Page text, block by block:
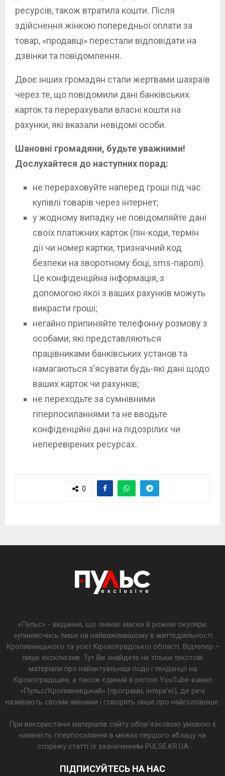
ресурсів, також втратила кошти. Після
здійснення жінкою попередньої оплати за
товар, «продавці» перестали відповідати на
дзвінки та повідомлення.
Двоє інших громадян стали жертвами шахраїв
через те, що повідомили дані банківських
карток та перерахували власні кошти на
рахунки, які вказали невідомі особи.
Шановні громадяни, будьте уважними!
Дослухайтеся до наступних порад:
не перераховуйте наперед гроші під час
купівлі товарів через інтернет;
у жодному випадку не повідомляйте дані
своїх платіжних карток (пін-коди, термін
дії чи номер картки, тризначний код
безпеки на зворотному боці, sms-паролі).
Це конфіденційна інформація, з
допомогою якої з ваших рахунків можуть
викрасти гроші;
негайно припиняйте телефонну розмову з
особами, які представляються
працівниками банківських установ та
намагаються з’ясувати будь-які дані щодо
ваших карток чи рахунків;
не переходьте за сумнівними
гіперпосиланнями та не вводьте
конфіденційні дані на підозрілих чи
неперевірених ресурсах.
0
«Пульс» - видання, що знімає маски й рожеві окуляри,
зупиняючись лише на найважливішому в життєдіяльності
Кропивницького та усієї Кіровоградської області. Відтепер –
лише ексклюзив. Тут Ви знайдете не тільки текстові
матеріали про найактуальніші події і тенденції на
Кіровоградщині, а також єдиний в регіоні YouTube-канал
«Пульс/Кропивницький» (програми, інтерв’ю), де речі
називають своїми іменами і говорять лише про найголовніше.
При використанні матеріалів сайту обов'язковою умовою є
наявність гіперпосилання в межах першого абзацу на
сторінку статті із зазначенням PULSE.KR.UA
ПІДПИСУЙТЕСЬ НА НАС